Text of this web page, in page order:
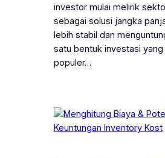
investor mulai melirik
sebagai solusi jangka
lebih stabil dan
satu bentuk investasi yang
populer…